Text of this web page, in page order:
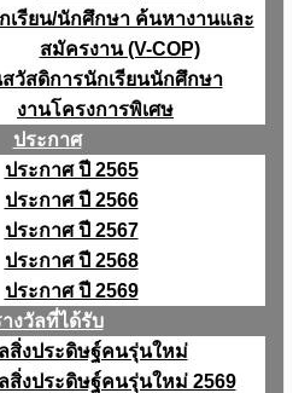
เรียน/นักศึกษา ค้นหางานและ
สมัครงาน (V-COP)
สวัสดิการนักเรียนนักศึกษา
งานโครงการพิเศษ
ประกาศ
ประกาศ ปี 2565
ประกาศ ปี 2566
ประกาศ ปี 2567
ประกาศ ปี 2568
ประกาศ ปี 2569
างวัลที่ได้รับ
สิ่งประดิษฐ์คนรุ่นใหม่
สิ่งประดิษฐ์คนรุ่นใหม่ 2569